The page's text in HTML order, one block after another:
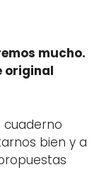
mucho.
original
cuaderno
bien y a